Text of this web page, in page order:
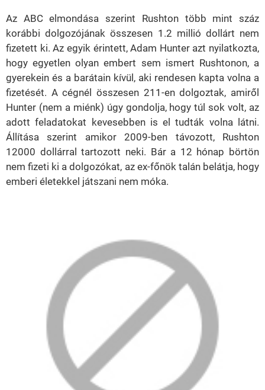
Az ABC elmondása szerint Rushton több mint száz
korábbi dolgozójának összesen 1.2 millió dollárt nem
fizetett ki. Az egyik érintett, Adam Hunter azt nyilatkozta,
hogy egyetlen olyan embert sem ismert Rushtonon, a
gyerekein és a barátain kívül, aki rendesen kapta volna a
fizetését. A cégnél összesen 211-en dolgoztak, amiről
Hunter (nem a miénk) úgy gondolja, hogy túl sok volt, az
adott feladatokat kevesebben is el tudták volna látni.
Állítása szerint amikor 2009-ben távozott, Rushton
12000 dollárral tartozott neki. Bár a 12 hónap börtön
nem fizeti ki a dolgozókat, az ex-főnök talán belátja, hogy
emberi életekkel játszani nem móka.